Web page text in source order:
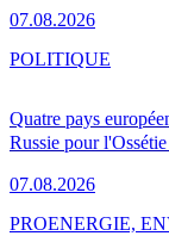
07.08.2026
Quatre pays
Russie pour
07.08.2026
POLITIQUE
PROENERGIE,